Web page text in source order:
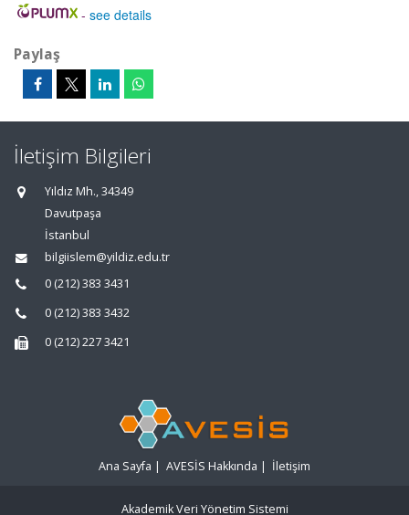
- see details
Paylaş
İletişim Bilgileri
Yıldız Mh., 34349
Davutpaşa
İstanbul
bilgiislem@yildiz.edu.tr
0 (212) 383 3431
0 (212) 383 3432
0 (212) 227 3421
Ana Sayfa | AVESİS Hakkında | İletişim
Akademik Veri Yönetim Sistemi